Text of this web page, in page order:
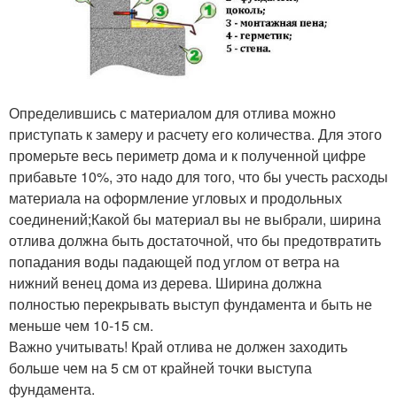
Определившись с материалом для отлива можно
приступать к замеру и расчету его количества. Для этого
промерьте весь периметр дома и к полученной цифре
прибавьте 10%, это надо для того, что бы учесть расходы
материала на оформление угловых и продольных
соединений;Какой бы материал вы не выбрали, ширина
отлива должна быть достаточной, что бы предотвратить
попадания воды падающей под углом от ветра на
нижний венец дома из дерева. Ширина должна
полностью перекрывать выступ фундамента и быть не
меньше чем 10-15 см.
Важно учитывать! Край отлива не должен заходить
больше чем на 5 см от крайней точки выступа
фундамента.